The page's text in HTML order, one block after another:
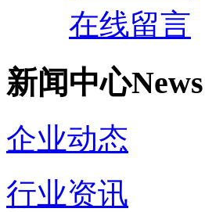
在线留言
新闻中心
企业动态
行业资讯